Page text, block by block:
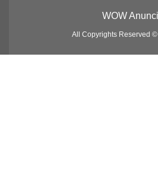
WOW
All Copyrights Reserved